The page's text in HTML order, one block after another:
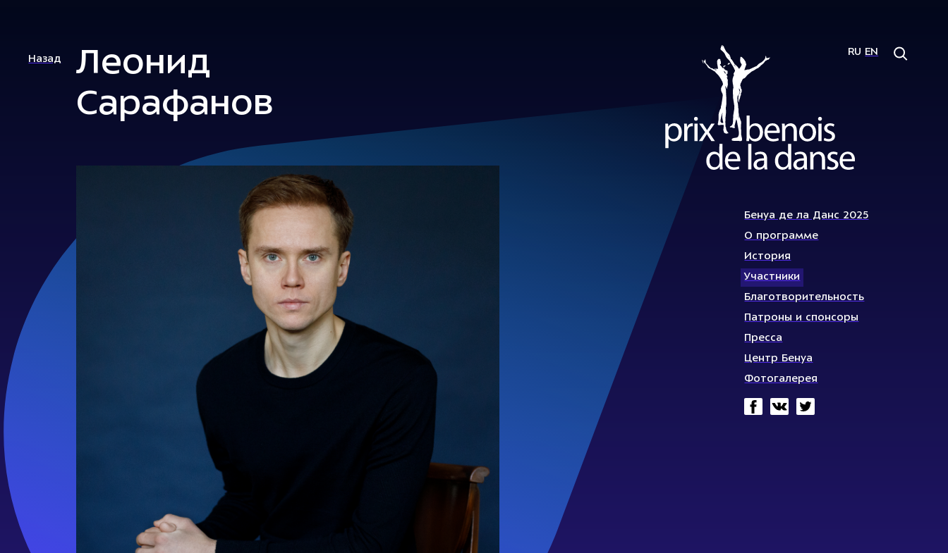
Назад
RU EN
Бенуа де ла Данс 2025
О программе
История
Участники
Благотворительность
Патроны и спонсоры
Пресса
Центр Бенуа
Фотогалерея
Леонид
Сарафанов